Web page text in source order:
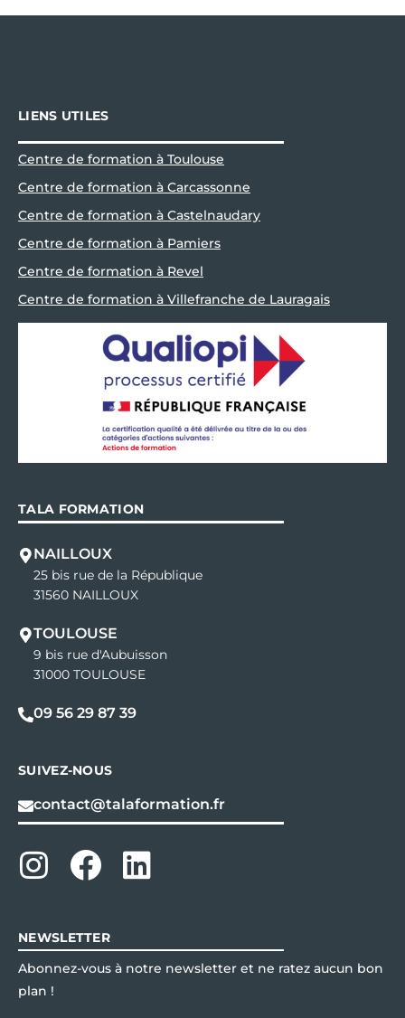
LIENS UTILES
Centre de formation à Toulouse
Centre de formation à Carcassonne
Centre de formation à Castelnaudary
Centre de formation à Pamiers
Centre de formation à Revel
Centre de formation à Villefranche de Lauragais
TALA FORMATION
NAILLOUX
25 bis rue de la République
31560 NAILLOUX
TOULOUSE
9 bis rue d'Aubuisson
31000 TOULOUSE
09 56 29 87 39
SUIVEZ-NOUS
contact@talaformation.fr
NEWSLETTER
Abonnez-vous à notre newsletter et ne ratez aucun bon
plan !